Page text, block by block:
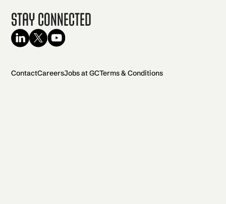
Stay Connected
ContactCareersJobs at GCTerms & Conditions